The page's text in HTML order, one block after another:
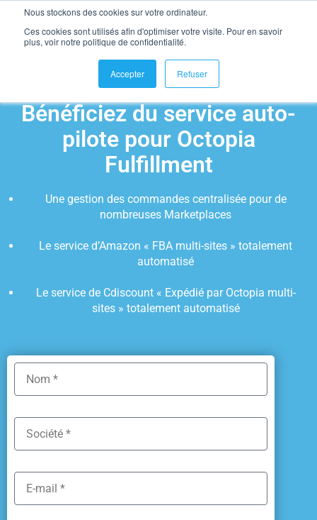
Nous stockons des cookies sur votre ordinateur.
Ces cookies sont utilisés afin d'optimiser votre visite. Pour en savoir
plus, voir notre politique de confidentialité.
Accepter Refuser
Bénéficiez du service auto-
pilote pour Octopia
Fulfillment
Une gestion des commandes centralisée pour de
nombreuses Marketplaces
Le service d’Amazon « FBA multi-sites » totalement
automatisé
Le service de Cdiscount « Expédié par Octopia multi-
sites » totalement automatisé